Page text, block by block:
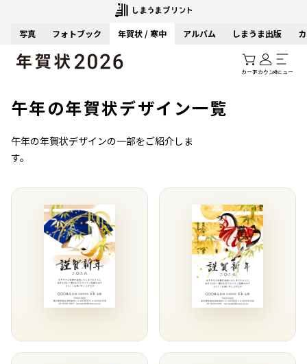
写真 フォトブック 年賀状 / 寒中 アルバム しまうま出版
カートアカウントメニュー
午年の年賀状デザイン一覧
午年の年賀状デザインの一部をご紹介しま
す。